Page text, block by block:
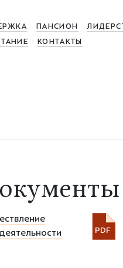
ПАНСИОН
КОНТАКТЫ
PDF